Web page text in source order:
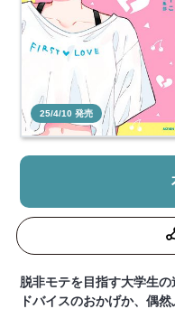
25/4/10 発売
脱非モテを目指す大学生
ドバイスのおかげか、偶